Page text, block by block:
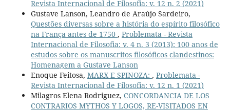
Revista Internacional de Filosofia: v. 12 n. 2 (2021)
Gustave Lanson, Leandro de Araújo Sardeiro,
Questões diversas sobre a história do espírito filosófico
na França antes de 1750 , Problemata - Revista
Internacional de Filosofia: v. 4 n. 3 (2013): 100 anos de
estudos sobre os manuscritos filosóficos clandestinos:
Homenagem a Gustave Lanson
Enoque Feitosa, MARX E SPINOZA: , Problemata -
Revista Internacional de Filosofia: v. 12 n. 1 (2021)
Milagros Elena Rodriguez, CONCORDANCIA DE LOS
CONTRARIOS MYTHOS Y LOGOS, RE-VISITADOS EN